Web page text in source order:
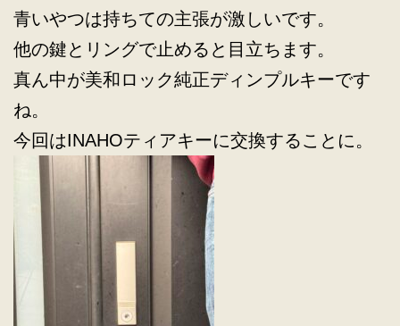
青いやつは持ちての主張が激しいです。
他の鍵とリングで止めると目立ちます。
真ん中が美和ロック純正ディンプルキーです
ね。
今回はINAHOティアキーに交換することに。